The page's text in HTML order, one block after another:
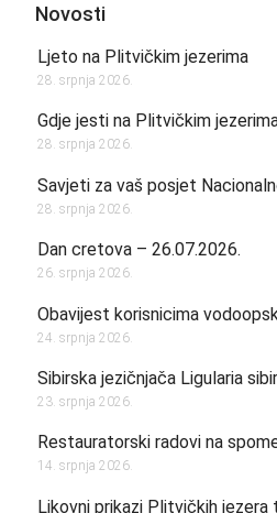
Novosti
Ljeto na Plitvičkim jezerima
28. srpnja 2026.
Gdje jesti na Plitvičkim
28. srpnja 2026.
Savjeti za vaš posjet
28. srpnja 2026.
Dan cretova – 26.07.2026.
26. srpnja 2026.
Obavijest korisnicima
24. srpnja 2026.
Sibirska jezičnjača Ligularia
23. srpnja 2026.
Restauratorski radovi na
14. srpnja 2026.
Likovni prikazi Plitvičkih jezera